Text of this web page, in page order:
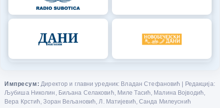
Импресум: Директор и главни уредник: Владан Стефановић | Редакција:
Љубиша Николин, Биљана Селаковић, Миле Тасић, Малина Војводић,
Вера Крстић, Зоран Вељановић, Л. Матијевић, Санда Милеуснић